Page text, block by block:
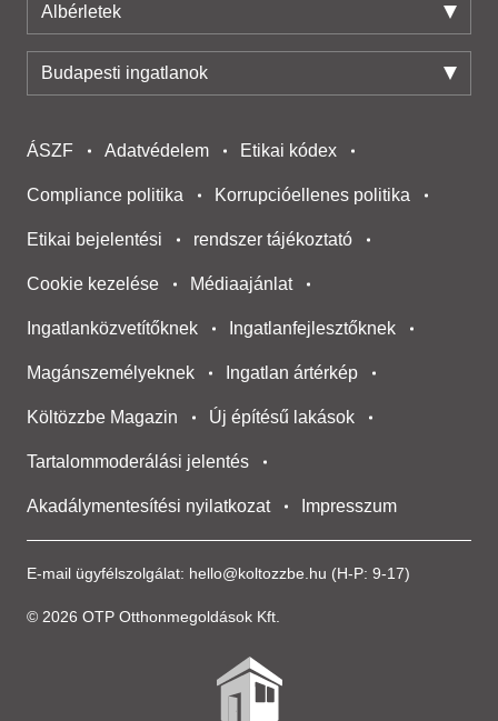
Albérletek
Budapesti ingatlanok
E-mail ügyfélszolgálat: hello@koltozzbe.hu (H-P: 9-17)
© 2026 OTP Otthonmegoldások Kft.
ÁSZF Adatvédelem Etikai kódex
Compliance politika Korrupcióellenes politika
Etikai bejelentési rendszer tájékoztató
Cookie kezelése Médiaajánlat
Ingatlanközvetítőknek Ingatlanfejlesztőknek
Magánszemélyeknek Ingatlan ártérkép
Költözzbe Magazin Új építésű lakások
Tartalommoderálási jelentés
Akadálymentesítési nyilatkozat Impresszum